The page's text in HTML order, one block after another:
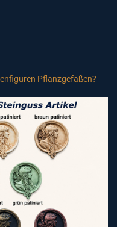
Pflanzgefäßen?